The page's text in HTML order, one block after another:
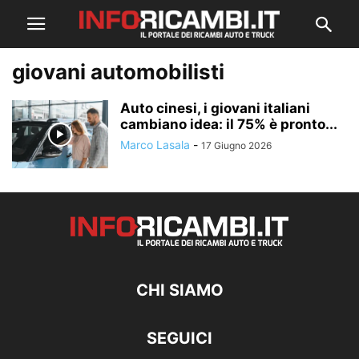
giovani automobilisti
Auto cinesi, i giovani italiani
cambiano idea: il 75% è pronto...
Marco Lasala - 17 Giugno 2026
CHI SIAMO
SEGUICI